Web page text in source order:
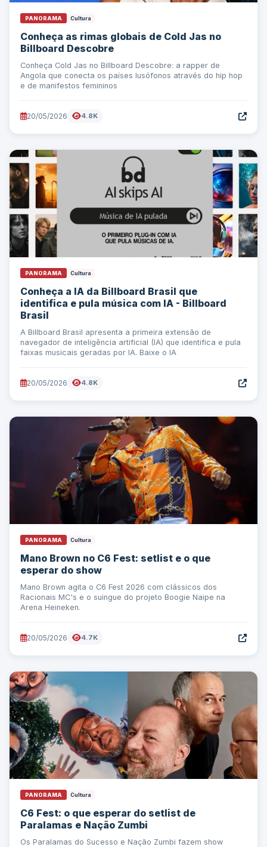
PANORAMA Cultura
Conheça as rimas globais de Cold Jas no
Billboard Descobre
Conheça Cold Jas no Billboard Descobre: a rapper de
Angola que conecta os países lusófonos através do hip hop
e de manifestos femininos
20/05/2026 4.8K
PANORAMA Cultura
Conheça a IA da Billboard Brasil que
identifica e pula música com IA - Billboard
Brasil
A Billboard Brasil apresenta a primeira extensão de
navegador de inteligência artificial (IA) que identifica e pula
faixas musicais geradas por IA. Baixe o IA
20/05/2026 4.8K
PANORAMA Cultura
Mano Brown no C6 Fest: setlist e o que
esperar do show
Mano Brown agita o C6 Fest 2026 com clássicos dos
Racionais MC's e o suingue do projeto Boogie Naipe na
Arena Heineken.
20/05/2026 4.7K
PANORAMA Cultura
C6 Fest: o que esperar do setlist de
Paralamas e Nação Zumbi
Os Paralamas do Sucesso e Nação Zumbi fazem show